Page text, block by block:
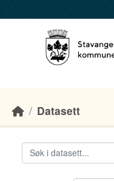
Datasett